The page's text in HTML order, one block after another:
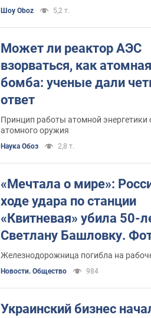
Шоу Oboz 5,2 т.
Может ли реактор АЭС
взорваться, как атомная
бомба: ученые дали
ответ
Принцип работы атомной энергетики
атомного оружия
Наука Обоз 2,8 т.
«Мечтала о мире»:
ходе удара по станции
«Квитневая» убила 50-
Светлану Башловку.
Железнодорожница погибла на
Новости. Общество 984
Украинский бизнес